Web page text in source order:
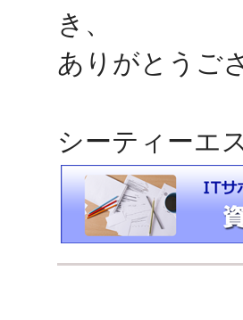
き、
ありがとうご
シーティーエ